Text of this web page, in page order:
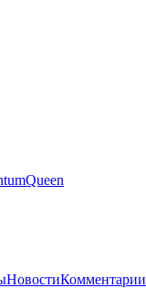
НовостиКомментарии